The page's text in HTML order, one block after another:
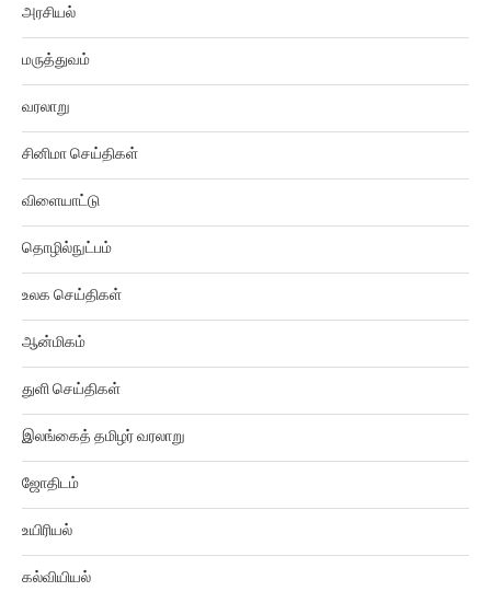
மருத்துவம்
வரலாறு
சினிமா செய்திகள்
விளையாட்டு
தொழில்நுட்பம்
உலக செய்திகள்
ஆன்மிகம்
துளி செய்திகள்
இலங்கைத் தமிழர் வரலாறு
ஜோதிடம்
உயிரியல்
கல்வியியல்